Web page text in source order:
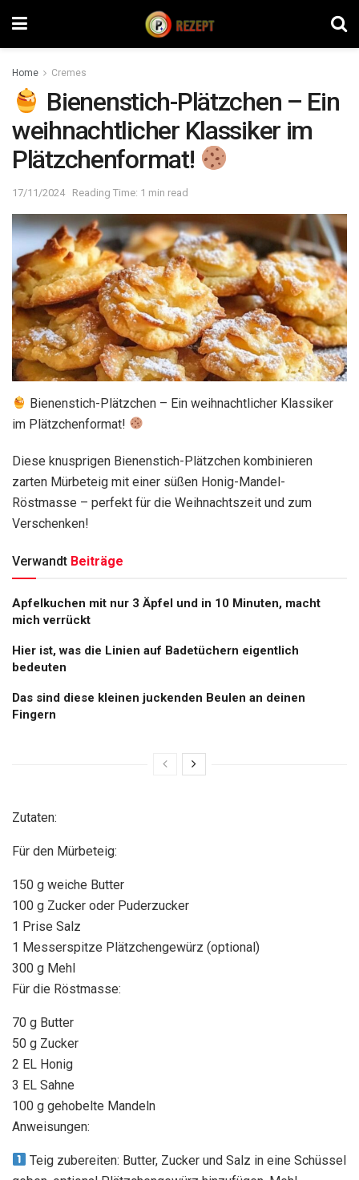
Home Cremes
Bienenstich-Plätzchen – Ein
weihnachtlicher Klassiker im
Plätzchenformat!
17/11/2024 Reading Time: 1 min read
Bienenstich-Plätzchen – Ein weihnachtlicher Klassiker
im Plätzchenformat!
Diese knusprigen Bienenstich-Plätzchen kombinieren
zarten Mürbeteig mit einer süßen Honig-Mandel-
Röstmasse – perfekt für die Weihnachtszeit und zum
Verschenken!
Verwandt Beiträge
Apfelkuchen mit nur 3 Äpfel und in 10 Minuten, macht
mich verrückt
Hier ist, was die Linien auf Badetüchern eigentlich
bedeuten
Das sind diese kleinen juckenden Beulen an deinen
Fingern
Zutaten:
Für den Mürbeteig:
150 g weiche Butter
100 g Zucker oder Puderzucker
1 Prise Salz
1 Messerspitze Plätzchengewürz (optional)
300 g Mehl
Für die Röstmasse:
70 g Butter
50 g Zucker
2 EL Honig
3 EL Sahne
100 g gehobelte Mandeln
Anweisungen:
Teig zubereiten: Butter, Zucker und Salz in eine Schüssel